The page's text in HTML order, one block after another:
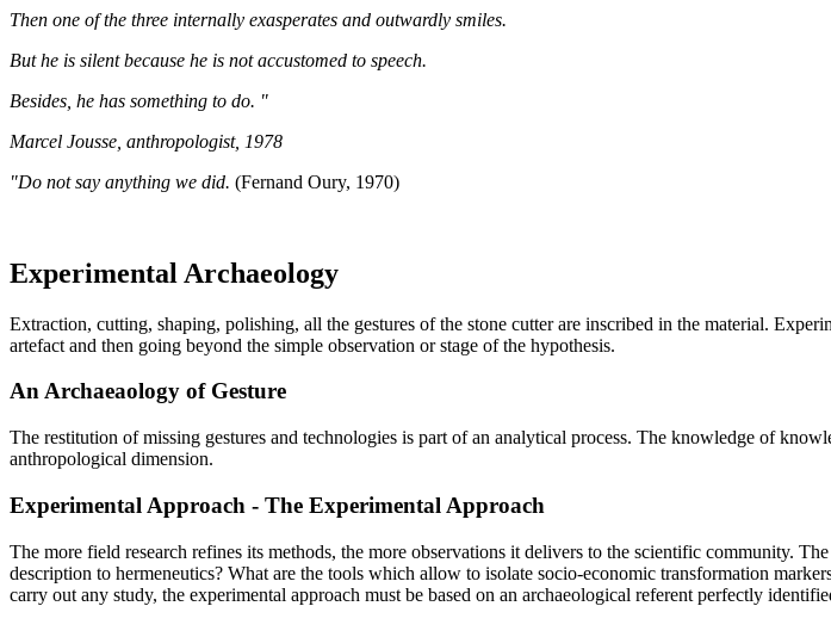
Then one of the three internally exasperates and outwardly smiles.
But he is silent because he is not accustomed to speech.
Besides, he has something to do. "
Marcel Jousse, anthropologist, 1978
"Do not say anything we did. (Fernand Oury, 1970)
Experimental Archaeology
Extraction, cutting, shaping, polishing, all the gestures of the stone cutter are inscribed in the material.
artefact and then going beyond the simple observation or stage of the hypothesis.
An Archaeaology of Gesture
The restitution of missing gestures and technologies is part of an analytical process. The knowledge of
anthropological dimension.
Experimental Approach - The Experimental Approach
The more field research refines its methods, the more observations it delivers to the scientific community.
description to hermeneutics? What are the tools which allow to isolate socio-economic transformation
carry out any study, the experimental approach must be based on an archaeological referent perfectly